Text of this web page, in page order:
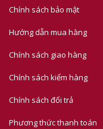
Chính sách bảo mật
Hướng dẫn mua hàng
Chính sách giao hàng
Chính sách kiểm hàng
Chính sách đổi trả
Phương thức thanh toán